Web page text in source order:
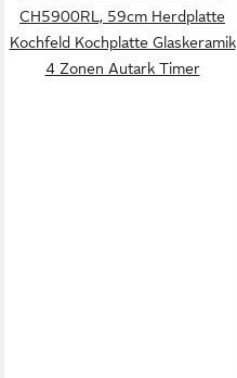
CH5900RL, 59cm Herdplatte
Kochfeld Kochplatte Glaskeramik
4 Zonen Autark Timer